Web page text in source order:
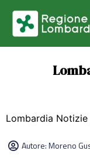
Lombardia Notizie
Autore:Moreno